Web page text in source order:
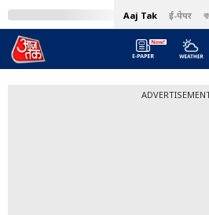
Aaj Tak ई-पेपर